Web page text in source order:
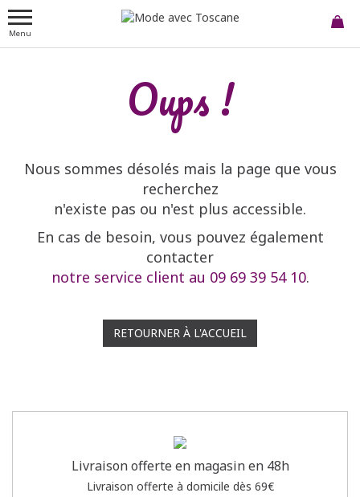
Menu
Oups !
Nous sommes désolés mais la page que vous
recherchez
n'existe pas ou n'est plus accessible.
En cas de besoin, vous pouvez également
contacter
notre service client au 09 69 39 54 10.
RETOURNER À L'ACCUEIL
Livraison offerte en magasin en 48h
Livraison offerte à domicile dès 69€